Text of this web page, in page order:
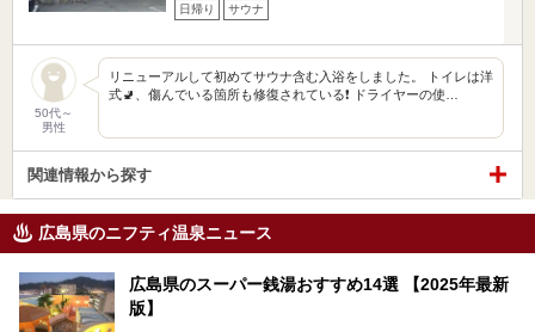
日帰り サウナ
50代～
男性
リニューアルして初めてサウナ含む入浴をしました。 トイレは洋
式🚽、傷んでいる箇所も修復されている❗️ ドライヤーの使…
関連情報から探す
広島県のニフティ温泉ニュース
広島県のスーパー銭湯おすすめ14選 【2025年最新
版】